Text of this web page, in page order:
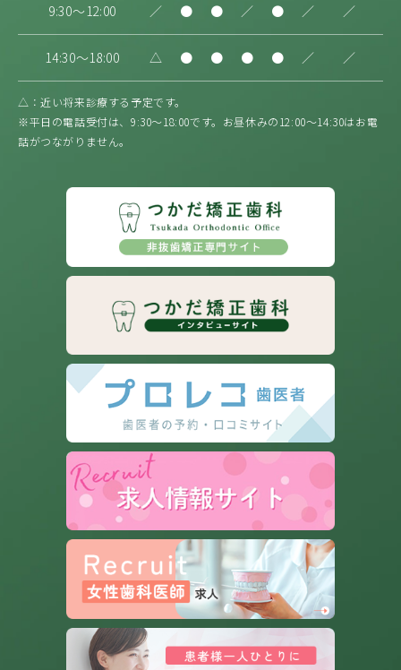
9:30～12:00 ／ ● ● ／ ● ／ ／
14:30～18:00 △ ● ● ● ● ／ ／
△：近い将来診療する予定です。
※平日の電話受付は、9:30〜18:00です。お昼休みの12:00〜14:30はお電
話がつながりません。